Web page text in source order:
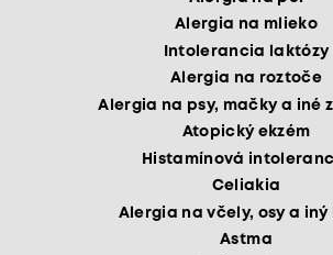
Alergia na mlieko
Intolerancia laktózy
Alergia na roztoče
Alergia na psy, mačky a iné
Atopický ekzém
Histamínová
Celiakia
Alergia na včely, osy a iný
Astma